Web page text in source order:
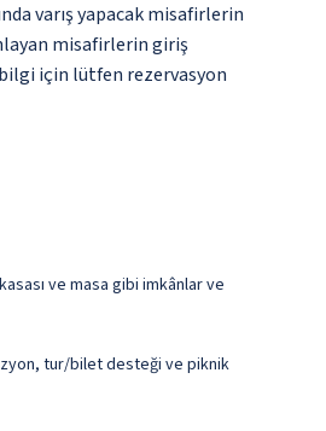
varış yapacak misafirlerin
misafirlerin giriş
için lütfen rezervasyon
ve masa gibi imkânlar ve
tur/bilet desteği ve piknik